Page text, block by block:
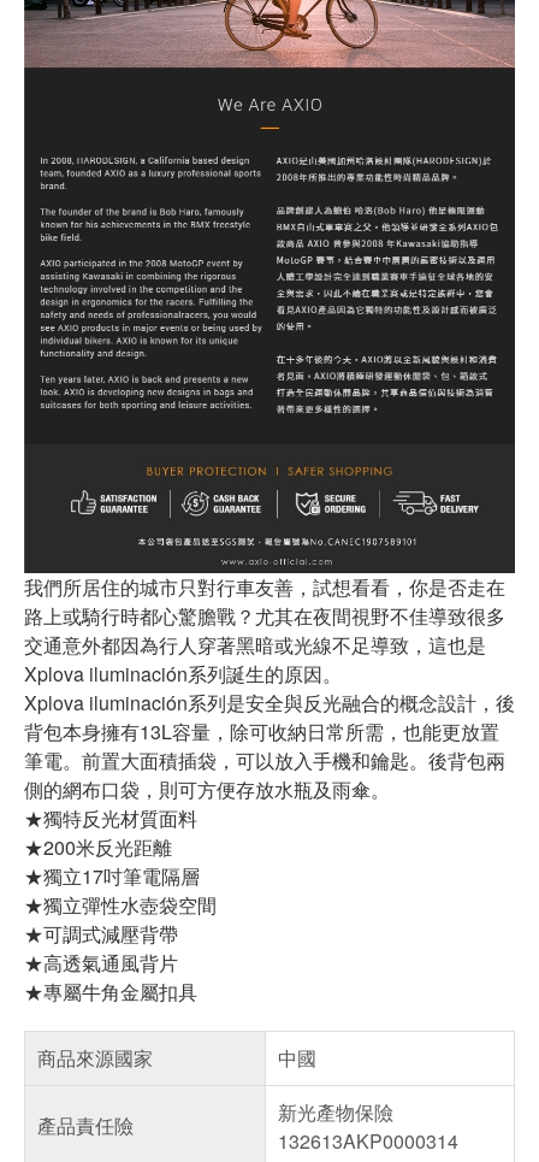
我們所居住的城市只對行車友善，試想看看，你是否走在
路上或騎行時都心驚膽戰？尤其在夜間視野不佳導致很多
交通意外都因為行人穿著黑暗或光線不足導致，這也是
Xplova iluminación系列誕生的原因。
Xplova iluminación系列是安全與反光融合的概念設計，後
背包本身擁有13L容量，除可收納日常所需，也能更放置
筆電。前置大面積插袋，可以放入手機和鑰匙。後背包兩
側的網布口袋，則可方便存放水瓶及雨傘。
★獨特反光材質面料
★200米反光距離
★獨立17吋筆電隔層
★獨立彈性水壺袋空間
★可調式減壓背帶
★高透氣通風背片
★專屬牛角金屬扣具
商品來源國家 中國
產品責任險
新光產物保險
132613AKP0000314